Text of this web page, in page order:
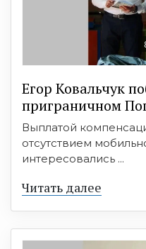
Егор Ковальчук
приграничном
Выплатой
отсутствием
интересовались ...
Читать далее